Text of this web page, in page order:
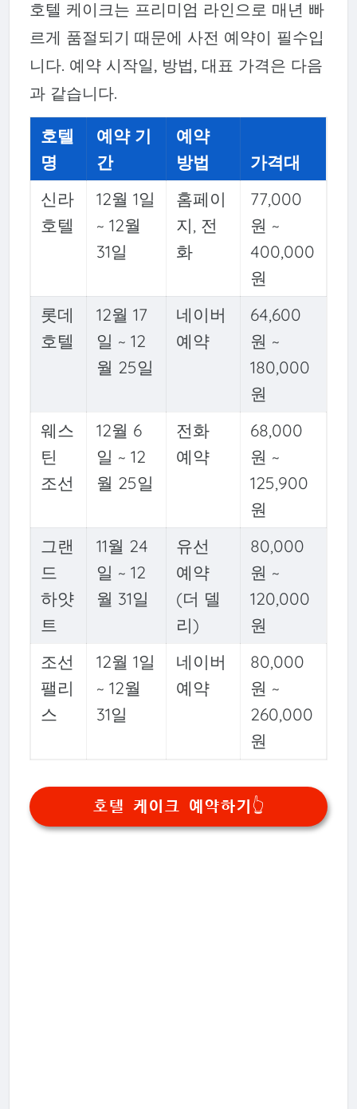
호텔 케이크는 프리미엄 라인으로 매년 빠
르게 품절되기 때문에 사전 예약이 필수입
니다. 예약 시작일, 방법, 대표 가격은 다음
과 같습니다.
호텔
명
예약 기
간
예약
방법
가격대
신라
호텔
12월 1일
~ 12월
31일
홈페이
지, 전
화
77,000
원 ~
400,000
원
롯데
호텔
12월 17
일 ~ 12
월 25일
네이버
예약
64,600
원 ~
180,000
원
웨스
틴
조선
12월 6
일 ~ 12
월 25일
전화
예약
68,000
원 ~
125,900
원
그랜
드
하얏
트
11월 24
일 ~ 12
월 31일
유선
예약
(더 델
리)
80,000
원 ~
120,000
원
조선
팰리
스
12월 1일
~ 12월
31일
네이버
예약
80,000
원 ~
260,000
원
호텔 케이크 예약하기👆